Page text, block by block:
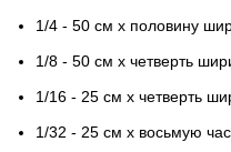
1/4 - 50 см х половину
1/8 - 50 см х четверть
1/16 - 25 см х четверть
1/32 - 25 см х восьмую